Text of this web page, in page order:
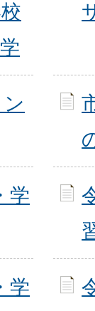
学
学